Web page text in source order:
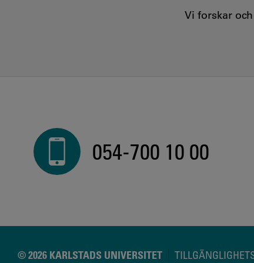
Vi forskar
054-700 10 00
© 2026 KARLSTADS UNIVERSITET